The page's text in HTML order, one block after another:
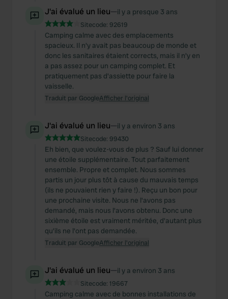
J'ai évalué un lieu—il y a presque 3 ans
Sitecode: 92619
Camping calme avec des emplacements
spacieux. Il n'y avait pas beaucoup de monde et
donc les sanitaires étaient corrects, mais il n'y en
a pas assez pour un camping complet. Et
pratiquement pas d'assiette pour faire la
vaisselle.
Traduit par GoogleAfficher l'original
J'ai évalué un lieu—il y a environ 3 ans
Sitecode: 99430
Eh bien, que voulez-vous de plus ? Sauf lui donner
une étoile supplémentaire. Tout parfaitement
ensemble. Propre et complet. Nous sommes
partis un jour plus tôt à cause du mauvais temps
(ils ne pouvaient rien y faire !). Reçu un bon pour
une prochaine visite. Nous ne l'avons pas
demandé, mais nous l'avons obtenu. Donc une
sixième étoile est vraiment méritée, d'autant plus
qu'ils ne l'ont pas demandée.
Traduit par GoogleAfficher l'original
J'ai évalué un lieu—il y a environ 3 ans
Sitecode: 19667
Camping calme avec de bonnes installations de